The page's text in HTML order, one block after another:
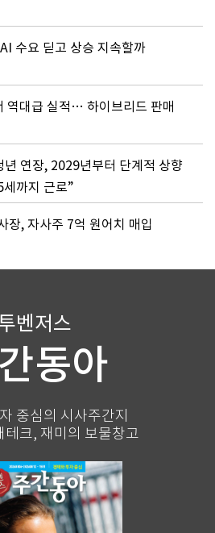
수요 딛고 상승 지속할까
역대급 실적… 하이브리드 판매
연장, 2029년부터 단계적 상향
까지 근로”
장, 자사주 7억 원어치 매입
벤저스
동아
중심의 시사주간지
테크, 재미의 보물창고